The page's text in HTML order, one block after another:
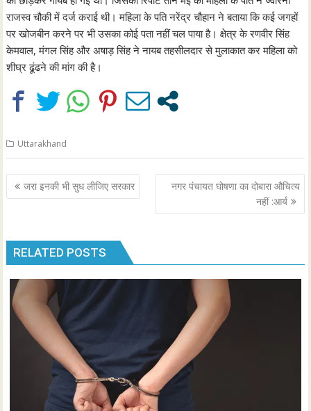
राजस्व चौकी में दर्ज कराई थी। महिला के पति नरेंद्र चौहान ने बताया कि कई जगहों
पर खोजबीन करने पर भी उसका कोई पता नहीं चल पाया है। क्षेत्र के रणवीर सिंह
केमवाल, मंगल सिंह और अषाड़ सिंह ने नायब तहसीलदार से मुलाकात कर महिला को
शीघ्र ढूंढने की मांग की है।
Uttarakhand
Post
navigation
जरा इनकी भी सुध लीजिए सरकार
नगर पंचायत घोषणा का दोबारा औचित्य
नहीं :आर्य
RELATED POSTS